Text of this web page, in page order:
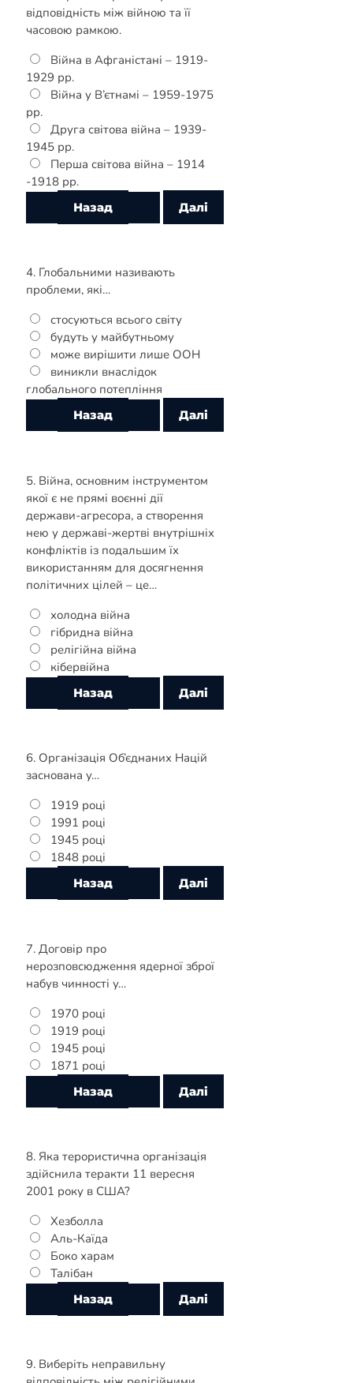
відповідність між війною та її
часовою рамкою.
Війна в Афганістані – 1919-
1929 рр.
Війна у В’єтнамі – 1959-1975
рр.
Друга світова війна – 1939-
1945 рр.
Перша світова війна – 1914
-1918 рр.
4. Глобальними називають
проблеми, які…
стосуються всього світу
будуть у майбутньому
може вирішити лише ООН
виникли внаслідок
глобального потепління
5. Війна, основним інструментом
якої є не прямі воєнні дії
держави-агресора, а створення
нею у державі-жертві внутрішніх
конфліктів із подальшим їх
використанням для досягнення
політичних цілей – це…
холодна війна
гібридна війна
релігійна війна
кібервійна
6. Організація Об’єднаних Націй
заснована у…
1919 році
1991 році
1945 році
1848 році
7. Договір про
нерозповсюдження ядерної зброї
набув чинності у…
1970 році
1919 році
1945 році
1871 році
8. Яка терористична організація
здійснила теракти 11 вересня
2001 року в США?
Хезболла
Аль-Каїда
Боко харам
Талібан
9. Виберіть неправильну